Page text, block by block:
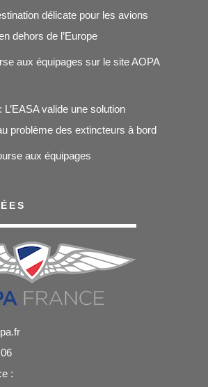
délicate pour les avions
dehors de l’Europe
aux équipages sur le site AOPA
valide une solution
problème des extincteurs à bord
aux équipages
: